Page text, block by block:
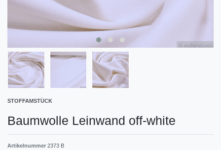
STOFFAMSTÜCK
Baumwolle Leinwand off-white
Artikelnummer 2373 B